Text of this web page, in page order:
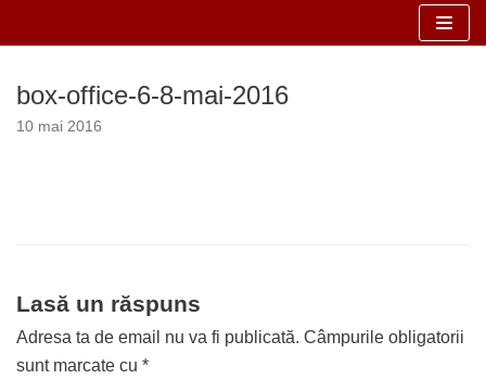
la
box-office-6-8-mai-2016
10 mai 2016
Lasă un răspuns
Adresa ta de email nu va fi publicată. Câmpurile obligatorii
sunt marcate cu *